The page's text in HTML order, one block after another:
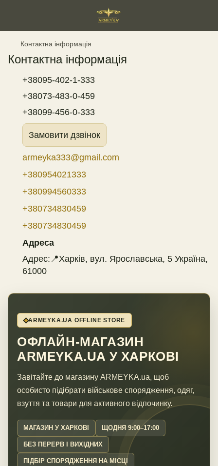
Контактна інформація
Контактна інформація
+38095-402-1-333
+38073-483-0-459
+38099-456-0-333
Замовити дзвінок
armeyka333@gmail.com
+380954021333
+380994560333
+380734830459
+380734830459
Адреса
Адрес:📍Харків, вул. Ярославська, 5 Україна,
61000
ARMEYKA.UA OFFLINE STORE
ОФЛАЙН-МАГАЗИН
ARMEYKA.UA У ХАРКОВІ
Завітайте до магазину ARMEYKA.ua, щоб
особисто підібрати військове спорядження, одяг,
взуття та товари для активного відпочинку.
МАГАЗИН У ХАРКОВІ ЩОДНЯ 9:00–17:00
БЕЗ ПЕРЕРВ І ВИХІДНИХ
ПІДБІР СПОРЯДЖЕННЯ НА МІСЦІ